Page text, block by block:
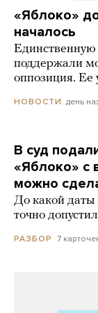
«Яблоко»
началось
поддержали
оппозиция. Ее
НОВОСТИ день
В суд
«Яблоко» с
можно
До какой даты
точно
РАЗБОР 7